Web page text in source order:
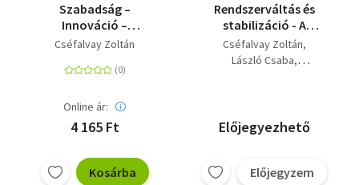
Szabadság ​–
Innováció –
Gazda(g)ság: A siker
korban
Cséfalvay Zoltán
Online ár:
4 165 Ft
Kosárba
Rendszerváltás és
stabilizáció - A
piacgazdasági
átmenet első évei
Cséfalvay Zoltán
László Csaba
Mellár Tamás (szerk.)
Előjegyezhető
Előjegyzem